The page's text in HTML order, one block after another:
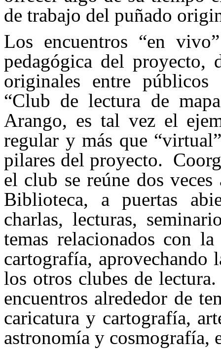
de trabajo del puñado
Los encuentros “en
pedagógica del proyecto,
originales entre
“Club de lectura de
Arango, es tal vez el
regular y más que
pilares del proyecto.
el club se reúne dos
Biblioteca, a puertas
charlas, lecturas,
temas relacionados con
cartografía, aprovechando
los otros clubes de
encuentros alrededor de
caricatura y cartografía,
astronomía y cosmografía,